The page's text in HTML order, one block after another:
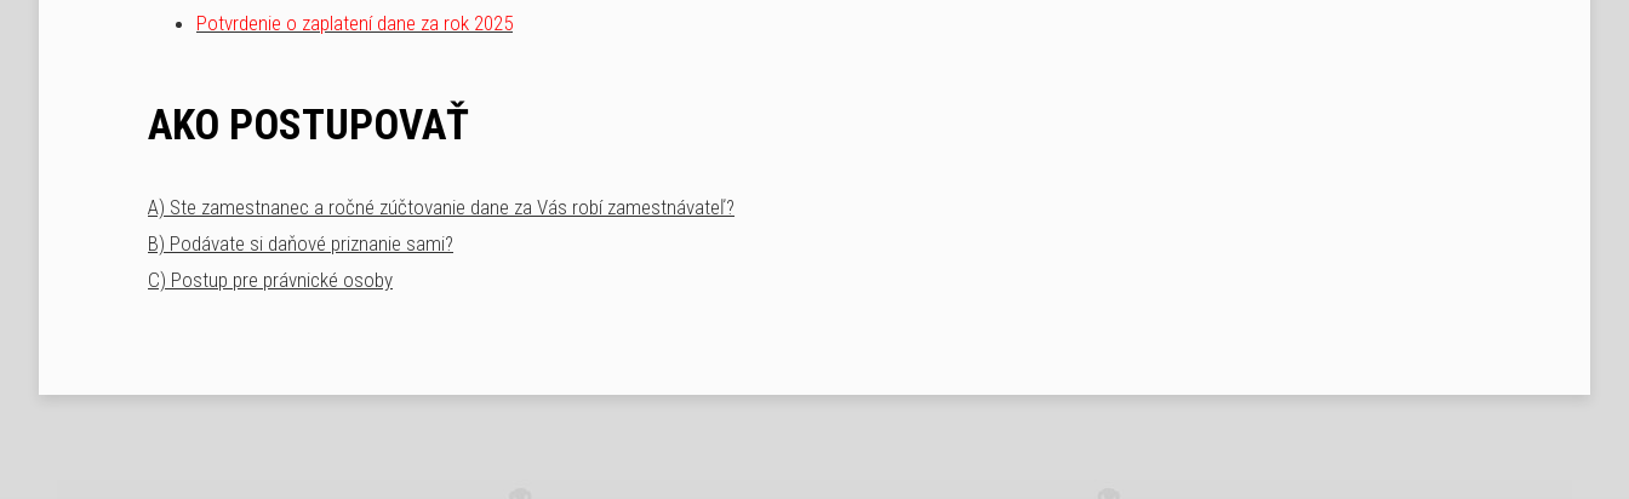
Potvrdenie o zaplatení dane za rok 2025
AKO POSTUPOVAŤ
A) Ste zamestnanec a ročné zúčtovanie dane za Vás robí zamestnávateľ?
B) Podávate si daňové priznanie sami?
C) Postup pre právnické osoby